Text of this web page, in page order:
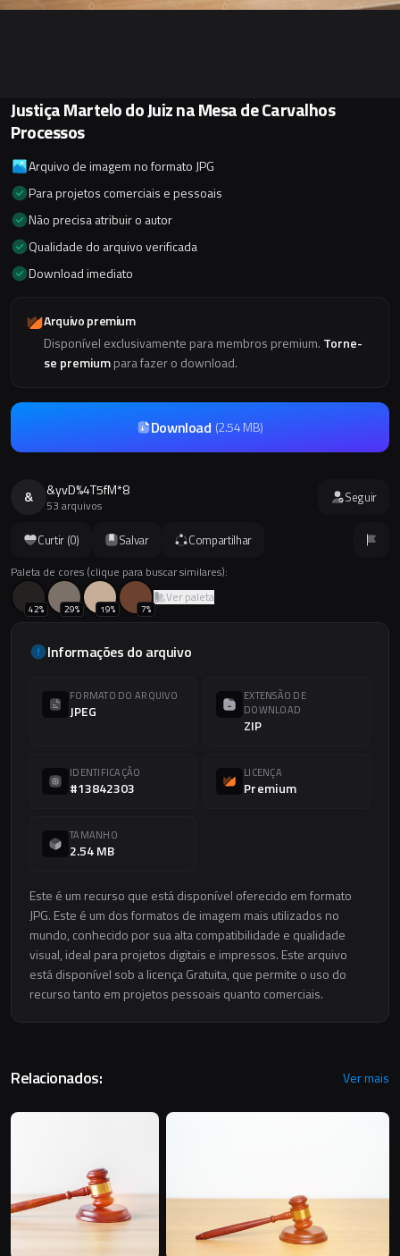
Curtir (0) Salvar Compartilhar
Paleta de cores (clique para buscar similares):
42% 29% 19% 7%
Ver paleta
Informações do arquivo
FORMATO DO ARQUIVO
JPEG
EXTENSÃO DE
DOWNLOAD
ZIP
IDENTIFICAÇÃO
#13842303
LICENÇA
Premium
TAMANHO
2.54 MB
Este é um recurso que está disponível oferecido em formato
JPG. Este é um dos formatos de imagem mais utilizados no
mundo, conhecido por sua alta compatibilidade e qualidade
visual, ideal para projetos digitais e impressos. Este arquivo
está disponível sob a licença Gratuita, que permite o uso do
recurso tanto em projetos pessoais quanto comerciais.
Justiça Martelo do Juiz na Mesa de Carvalhos
Processos
Arquivo de imagem no formato JPG
Para projetos comerciais e pessoais
Não precisa atribuir o autor
Qualidade do arquivo verificada
Download imediato
Arquivo premium
Disponível exclusivamente para membros premium. Torne-
se premiumpara fazer o download.
Download (2.54 MB)
& &yvD%4T5fM*8
53 arquivos Seguir
Relacionados: Ver mais